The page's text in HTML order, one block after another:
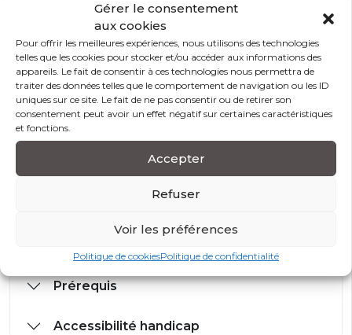
Gérer le consentement
aux cookies
Pour offrir les meilleures expériences, nous utilisons des technologies
telles que les cookies pour stocker et/ou accéder aux informations des
appareils. Le fait de consentir à ces technologies nous permettra de
traiter des données telles que le comportement de navigation ou les ID
uniques sur ce site. Le fait de ne pas consentir ou de retirer son
consentement peut avoir un effet négatif sur certaines caractéristiques
et fonctions.
Accepter
Refuser
Voir les préférences
Politique de cookiesPolitique de confidentialité
l’autoévaluation de chacun dans un climat de
tolérance et d’acceptation, et permet la
clarification d’un plan d’évolution personnelle et
collectif.
Chaque stagiaire reçoit pour chaque module un
livret pédagogique qui rassemble des différentes
notions abordées lors de la formation ainsi qu’une
bibliographie.
Prérequis
Accessibilité handicap